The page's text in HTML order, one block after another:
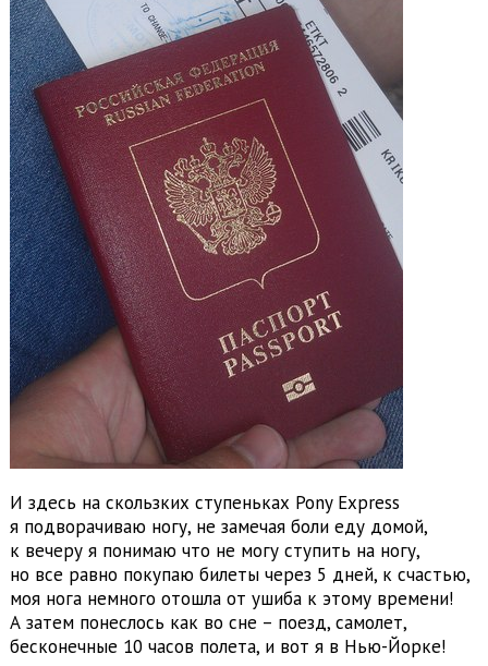
И здесь на скользких ступеньках Pony Express
я подворачиваю ногу, не замечая боли еду домой,
к вечеру я понимаю что не могу ступить на ногу,
но все равно покупаю билеты через 5 дней, к счастью,
моя нога немного отошла от ушиба к этому времени!
А затем понеслось как во сне – поезд, самолет,
бесконечные 10 часов полета, и вот я в Нью-Йорке!